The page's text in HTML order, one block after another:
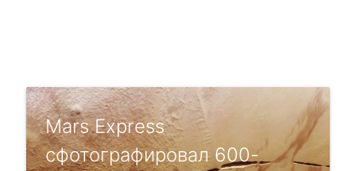
Mars Express
сфотографировал 600-